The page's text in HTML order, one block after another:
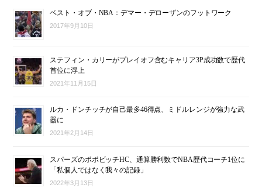
ベスト・オブ・NBA：デマー・デローザンのフットワーク
2017年9月10日
ステフィン・カリーがプレイオフ含むキャリア3P成功数で歴代
首位に浮上
2021年11月15日
ルカ・ドンチッチが自己最多46得点、ミドルレンジが強力な武
器に
2021年2月14日
スパーズのポポビッチHC、通算勝利数でNBA歴代コーチ1位に
「私個人ではなく我々の記録」
2022年3月13日